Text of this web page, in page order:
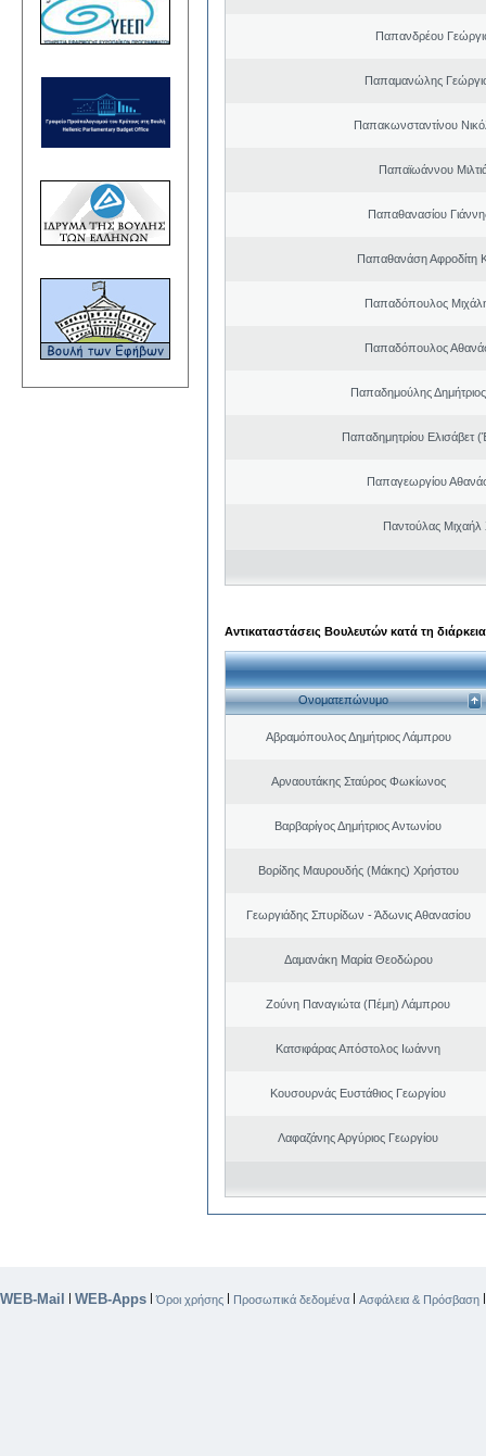
Παπανδρέου
Παπαμανώλης
Παπακωνσταντίνου
Παπαϊωάννου
Παπαθανασίου
Παπαθανάση Αφροδίτη
Παπαδόπουλος
Παπαδόπουλος
Παπαδημούλης
Παπαδημητρίου Ελισάβετ
Παπαγεωργίου
Παντούλας Μιχαήλ
Αντικαταστάσεις Βουλευτών κατά τη
Ονοματεπώνυμο
Αβραμόπουλος Δημήτριος Λάμπρου
Αρναουτάκης Σταύρος Φωκίωνος
Βαρβαρίγος Δημήτριος Αντωνίου
Βορίδης Μαυρουδής (Μάκης) Χρήστου
Γεωργιάδης Σπυρίδων - Άδωνις Αθανασίου
Δαμανάκη Μαρία Θεοδώρου
Ζούνη Παναγιώτα (Πέμη) Λάμπρου
Κατσιφάρας Απόστολος Ιωάννη
Κουσουρνάς Ευστάθιος Γεωργίου
Λαφαζάνης Αργύριος Γεωργίου
WEB-Mail | WEB-Apps |Όροι χρήσης | Προσωπικά δεδομένα | Ασφάλεια & Πρόσβαση